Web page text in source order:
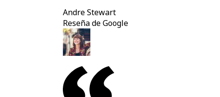
Andre Stewart
Reseña de Google